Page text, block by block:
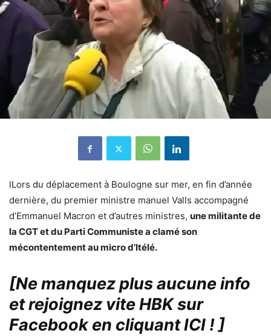
lLors du déplacement à Boulogne sur mer, en fin d’année
dernière, du premier ministre manuel Valls accompagné
d’Emmanuel Macron et d’autres ministres, une militante de
la CGT et du Parti Communiste a clamé son
mécontentement au micro d’Itélé.
[Ne manquez plus aucune info
et rejoignez vite HBK sur
Facebook en cliquant ICI !]